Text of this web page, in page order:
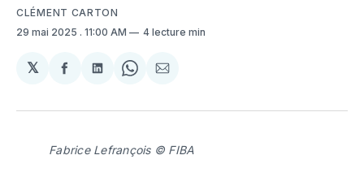
CLÉMENT CARTON
29 mai 2025 . 11:00 AM 4 lecture min
𝕏
Partager
Facebook
Partager
LinkedIn
Share
WhatsApp
Partager
Courriel
Fabrice Lefrançois © FIBA